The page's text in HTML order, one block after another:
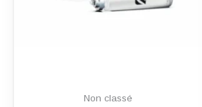
Non classé